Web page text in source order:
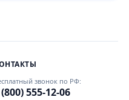
звонок по РФ:
555-12-06